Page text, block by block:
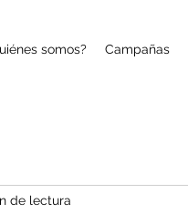
somos? Campañas
de lectura